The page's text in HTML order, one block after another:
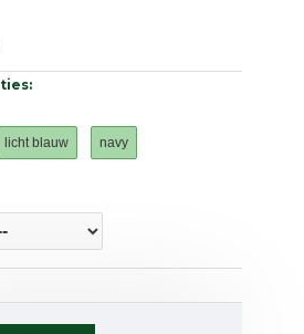
licht blauw navy